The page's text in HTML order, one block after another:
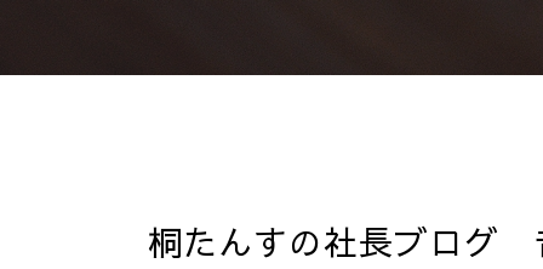
桐たんすの社長ブログ